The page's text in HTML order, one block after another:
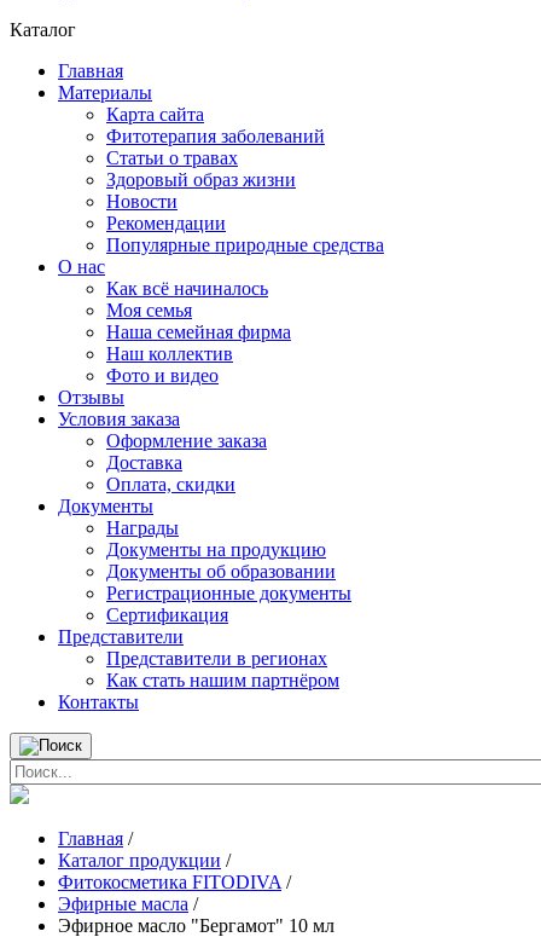
Каталог
Главная
Материалы
Карта сайта
Фитотерапия заболеваний
Статьи о травах
Здоровый образ жизни
Новости
Рекомендации
Популярные природные средства
О нас
Как всё начиналось
Моя семья
Наша семейная фирма
Наш коллектив
Фото и видео
Отзывы
Условия заказа
Оформление заказа
Доставка
Оплата, скидки
Документы
Награды
Документы на продукцию
Документы об образовании
Регистрационные документы
Сертификация
Представители
Представители в регионах
Как стать нашим партнёром
Контакты
Главная /
Каталог продукции /
Фитокосметика FITODIVA /
Эфирные масла /
Эфирное масло "Бергамот" 10 мл